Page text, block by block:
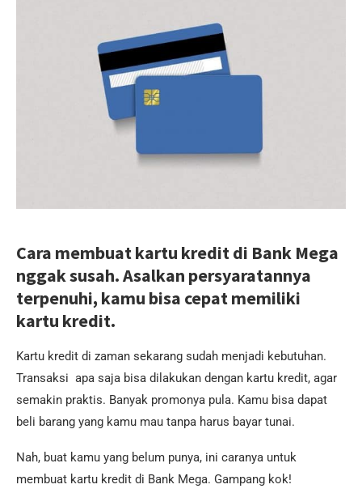
Cara membuat kartu kredit di Bank Mega
nggak susah. Asalkan persyaratannya
terpenuhi, kamu bisa cepat memiliki
kartu kredit.
Kartu kredit di zaman sekarang sudah menjadi kebutuhan.
Transaksi apa saja bisa dilakukan dengan kartu kredit, agar
semakin praktis. Banyak promonya pula. Kamu bisa dapat
beli barang yang kamu mau tanpa harus bayar tunai.
Nah, buat kamu yang belum punya, ini caranya untuk
membuat kartu kredit di Bank Mega. Gampang kok!